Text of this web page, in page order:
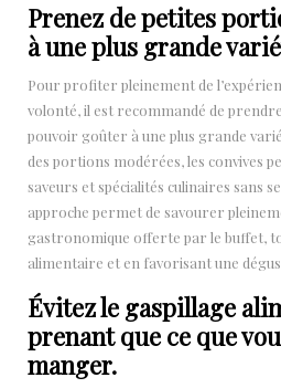
Prenez de petites
à une plus grande
Pour profiter pleinement de
volonté, il est recommandé de
pouvoir goûter à une plus grande
des portions modérées, les convives
saveurs et spécialités culinaires sans
approche permet de savourer
gastronomique offerte par le buffet,
alimentaire et en favorisant une
Évitez le gaspillage
prenant que ce que
manger.